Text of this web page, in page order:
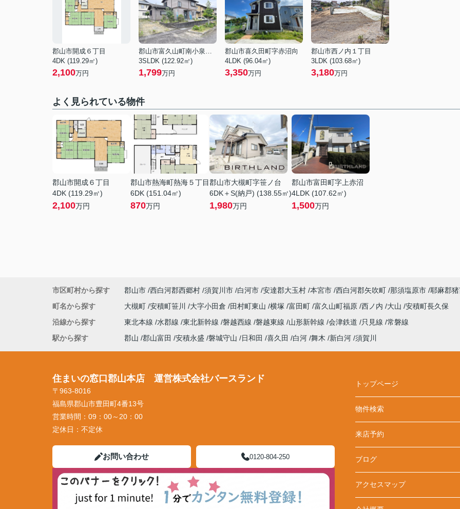
郡山市開成６丁目
4DK (119.29㎡)
2,100万円
郡山市富久山町南小泉字関場
3SLDK (122.92㎡)
1,799万円
郡山市喜久田町字赤沼向
4LDK (96.04㎡)
3,350万円
郡山市西ノ内１丁目
3LDK (103.68㎡)
3,180万円
よく見られている物件
郡山市開成６丁目
4DK (119.29㎡)
2,100万円
郡山市熱海町熱海５丁目
6DK (151.04㎡)
870万円
郡山市大槻町字笹ノ台
6DK＋S(納戸) (138.55㎡)
1,980万円
郡山市富田町字上赤沼
4LDK (107.62㎡)
1,500万円
市区町村から探す 郡山市 西白河郡西郷村 須賀川市 白河市 安達郡大玉村 本宮市 西白河郡矢吹町 那須塩原市 耶麻郡
町名から探す
大槻町 安積町笹川 大字小田倉 田村町東山 横塚 富田町 富久山町福原 西ノ内 大山 安積町長久保
沿線から探す
東北本線 水郡線 東北新幹線 磐越西線 磐越東線 山形新幹線 会津鉄道 只見線 常磐線
駅から探す
郡山 郡山富田 安積永盛 磐城守山 日和田 喜久田 白河 舞木 新白河 須賀川
住まいの窓口郡山本店 運営株式会社バースランド
〒963-8016
福島県郡山市豊田町4番13号
営業時間： 09：00～20：00
定休日： 不定休
お問い合わせ 0120-804-250
トップページ
物件検索
来店予約
ブログ
アクセスマップ